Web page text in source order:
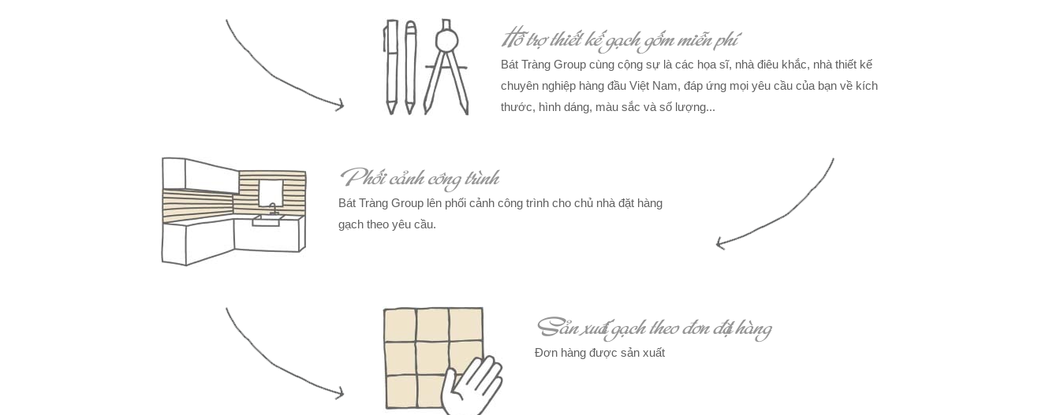
Hỗ trợ thiết kế gạch gốm miễn phí
Bát Tràng Group cùng cộng sự là các họa sĩ, nhà điêu khắc, nhà thiết kế
chuyên nghiệp hàng đầu Việt Nam, đáp ứng mọi yêu cầu của bạn về kích
thước, hình dáng, màu sắc và số lượng...
Phối cảnh công trình
Bát Tràng Group lên phối cảnh công trình cho chủ nhà đặt hàng
gạch theo yêu cầu.
Sản xuất gạch theo đơn đặt hàng
Đơn hàng được sản xuất